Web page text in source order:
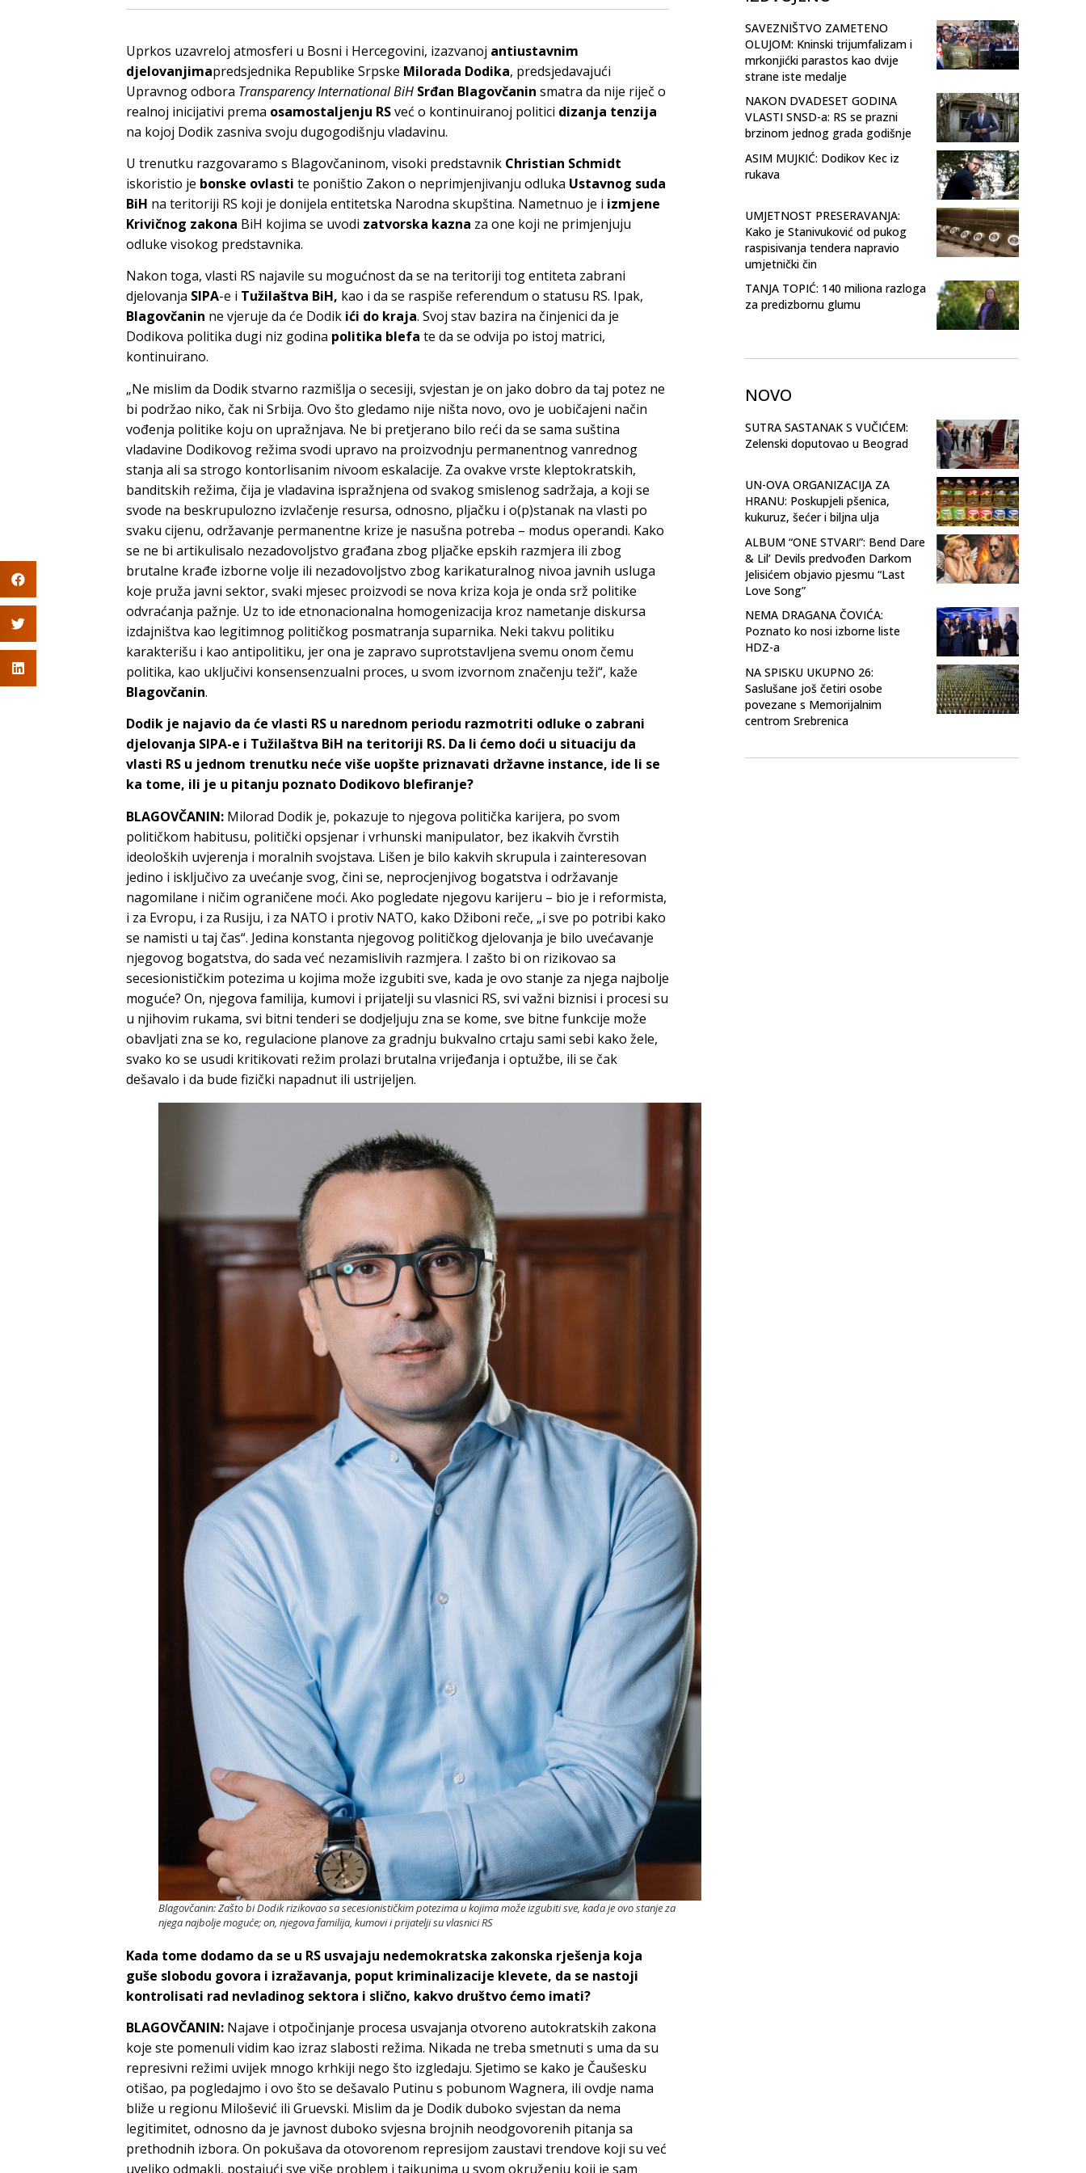
Uprkos uzavreloj atmosferi u Bosni i Hercegovini, izazvanoj antiustavnim
djelovanjimapredsjednika Republike Srpske Milorada Dodika, predsjedavajući
Upravnog odbora Transparency International BiH Srđan Blagovčanin smatra da nije riječ o
realnoj inicijativi prema osamostaljenju RSveć o kontinuiranoj politici dizanja tenzija
na kojoj Dodik zasniva svoju dugogodišnju vladavinu.
U trenutku razgovaramo s Blagovčaninom, visoki predstavnik Christian Schmidt
iskoristio je bonske ovlasti te poništio Zakon o neprimjenjivanju odluka Ustavnog suda
BiH na teritoriji RS koji je donijela entitetska Narodna skupština. Nametnuo je i izmjene
Krivičnog zakona BiH kojima se uvodi zatvorska kazna za one koji ne primjenjuju
odluke visokog predstavnika.
Nakon toga, vlasti RS najavile su mogućnost da se na teritoriji tog entiteta zabrani
djelovanja SIPA-e i Tužilaštva BiH, kao i da se raspiše referendum o statusu RS. Ipak,
Blagovčanin ne vjeruje da će Dodik ići do kraja. Svoj stav bazira na činjenici da je
Dodikova politika dugi niz godina politika blefa te da se odvija po istoj matrici,
kontinuirano.
„Ne mislim da Dodik stvarno razmišlja o secesiji, svjestan je on jako dobro da taj potez ne
bi podržao niko, čak ni Srbija. Ovo što gledamo nije ništa novo, ovo je uobičajeni način
vođenja politike koju on upražnjava. Ne bi pretjerano bilo reći da se sama suština
vladavine Dodikovog režima svodi upravo na proizvodnju permanentnog vanrednog
stanja ali sa strogo kontorlisanim nivoom eskalacije. Za ovakve vrste kleptokratskih,
banditskih režima, čija je vladavina ispražnjena od svakog smislenog sadržaja, a koji se
svode na beskrupulozno izvlačenje resursa, odnosno, pljačku i o(p)stanak na vlasti po
svaku cijenu, održavanje permanentne krize je nasušna potreba – modus operandi. Kako
se ne bi artikulisalo nezadovoljstvo građana zbog pljačke epskih razmjera ili zbog
brutalne krađe izborne volje ili nezadovoljstvo zbog karikaturalnog nivoa javnih usluga
koje pruža javni sektor, svaki mjesec proizvodi se nova kriza koja je onda srž politike
odvraćanja pažnje. Uz to ide etnonacionalna homogenizacija kroz nametanje diskursa
izdajništva kao legitimnog političkog posmatranja suparnika. Neki takvu politiku
karakterišu i kao antipolitiku, jer ona je zapravo suprotstavljena svemu onom čemu
politika, kao uključivi konsensenzualni proces, u svom izvornom značenju teži“, kaže
Blagovčanin.
Dodik je najavio da će vlasti RS u narednom periodu razmotriti odluke o zabrani
djelovanja SIPA-e i Tužilaštva BiH na teritoriji RS. Da li ćemo doći u situaciju da
vlasti RS u jednom trenutku neće više uopšte priznavati državne instance, ide li se
ka tome, ili je u pitanju poznato Dodikovo blefiranje?
BLAGOVČANIN: Milorad Dodik je, pokazuje to njegova politička karijera, po svom
političkom habitusu, politički opsjenar i vrhunski manipulator, bez ikakvih čvrstih
ideoloških uvjerenja i moralnih svojstava. Lišen je bilo kakvih skrupula i zainteresovan
jedino i isključivo za uvećanje svog, čini se, neprocjenjivog bogatstva i održavanje
nagomilane i ničim ograničene moći. Ako pogledate njegovu karijeru – bio je i reformista,
i za Evropu, i za Rusiju, i za NATO i protiv NATO, kako Džiboni reče, „i sve po potribi kako
se namisti u taj čas“. Jedina konstanta njegovog političkog djelovanja je bilo uvećavanje
njegovog bogatstva, do sada već nezamislivih razmjera. I zašto bi on rizikovao sa
secesionističkim potezima u kojima može izgubiti sve, kada je ovo stanje za njega najbolje
moguće? On, njegova familija, kumovi i prijatelji su vlasnici RS, svi važni biznisi i procesi su
u njihovim rukama, svi bitni tenderi se dodjeljuju zna se kome, sve bitne funkcije može
obavljati zna se ko, regulacione planove za gradnju bukvalno crtaju sami sebi kako žele,
svako ko se usudi kritikovati režim prolazi brutalna vrijeđanja i optužbe, ili se čak
dešavalo i da bude fizički napadnut ili ustrijeljen.
Blagovčanin: Zašto bi Dodik rizikovao sa secesionističkim potezima u kojima može izgubiti sve, kada je ovo stanje za
njega najbolje moguće; on, njegova familija, kumovi i prijatelji su vlasnici RS
Kada tome dodamo da se u RS usvajaju nedemokratska zakonska rješenja koja
guše slobodu govora i izražavanja, poput kriminalizacije klevete, da se nastoji
kontrolisati rad nevladinog sektora i slično, kakvo društvo ćemo imati?
BLAGOVČANIN: Najave i otpočinjanje procesa usvajanja otvoreno autokratskih zakona
koje ste pomenuli vidim kao izraz slabosti režima. Nikada ne treba smetnuti s uma da su
represivni režimi uvijek mnogo krhkiji nego što izgledaju. Sjetimo se kako je Čaušesku
otišao, pa pogledajmo i ovo što se dešavalo Putinu s pobunom Wagnera, ili ovdje nama
bliže u regionu Milošević ili Gruevski. Mislim da je Dodik duboko svjestan da nema
legitimitet, odnosno da je javnost duboko svjesna brojnih neodgovorenih pitanja sa
prethodnih izbora. On pokušava da otovorenom represijom zaustavi trendove koji su već
uveliko odmakli, postajući sve više problem i tajkunima u svom okruženju koji je sam
SAVEZNIŠTVO ZAMETENO
OLUJOM: Kninski trijumfalizam i
mrkonjićki parastos kao dvije
strane iste medalje
NAKON DVADESET GODINA
VLASTI SNSD-a: RS se prazni
brzinom jednog grada godišnje
ASIM MUJKIĆ: Dodikov Kec iz
rukava
UMJETNOST PRESERAVANJA:
Kako je Stanivuković od pukog
raspisivanja tendera napravio
umjetnički čin
TANJA TOPIĆ: 140 miliona razloga
za predizbornu glumu
NOVO
SUTRA SASTANAK S VUČIĆEM:
Zelenski doputovao u Beograd
UN-OVA ORGANIZACIJA ZA
HRANU: Poskupjeli pšenica,
kukuruz, šećer i biljna ulja
ALBUM “ONE STVARI”: Bend Dare
& Lil’ Devils predvođen Darkom
Jelisićem objavio pjesmu “Last
Love Song”
NEMA DRAGANA ČOVIĆA:
Poznato ko nosi izborne liste
HDZ-a
NA SPISKU UKUPNO 26:
Saslušane još četiri osobe
povezane s Memorijalnim
centrom Srebrenica